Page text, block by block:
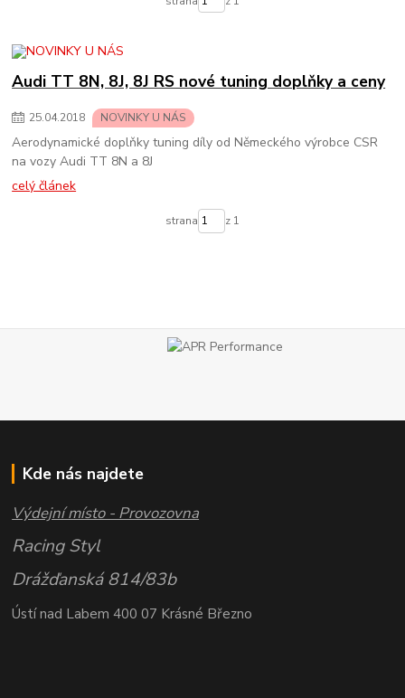
Audi TT 8N, 8J, 8J RS nové tuning doplňky a ceny
25.04.2018 NOVINKY U NÁS
Aerodynamické doplňky tuning díly od Německého výrobce CSR
na vozy Audi TT 8N a 8J
celý článek
strana z 1
Kde nás najdete
Výdejní místo - Provozovna
Racing Styl
Drážďanská 814/83b
Ústí nad Labem 400 07 Krásné Březno